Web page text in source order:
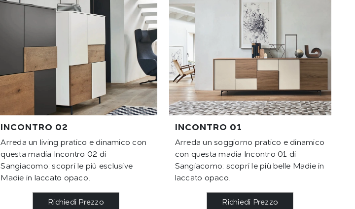
INCONTRO 02
Arreda un living pratico e dinamico con
questa madia Incontro 02 di
Sangiacomo: scopri le più esclusive
Madie in laccato opaco.
Richiedi Prezzo
INCONTRO 01
Arreda un soggiorno pratico e dinamico
con questa madia Incontro 01 di
Sangiacomo: scopri le più belle Madie in
laccato opaco.
Richiedi Prezzo